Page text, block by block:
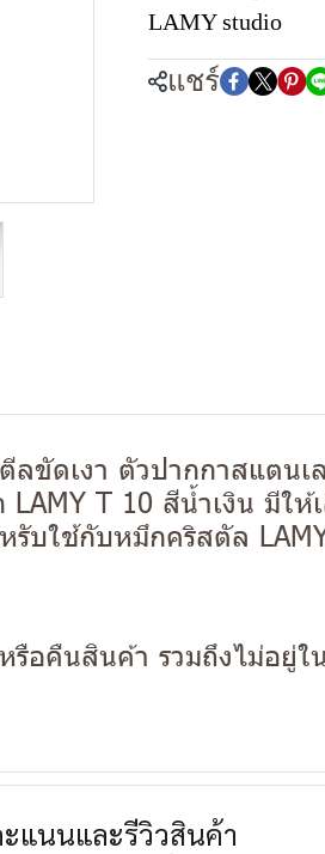
LAMY studio
แชร์
ขัดเงา ตัวปากกาสแตน
T 10 สีน้ำเงิน มีใ
บใช้กับหมึกคริสตัล
คืนสินค้า รวมถึงไม่อยู่ใ
แนนและรีวิวสินค้า